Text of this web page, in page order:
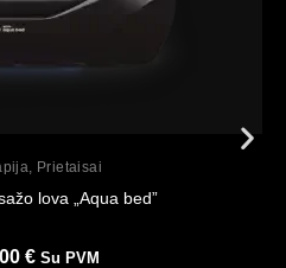
, Prietaisai
lova „Aqua bed”
€ Su PVM